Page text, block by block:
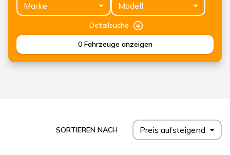
Marke Modell
Detailsuche
0 Fahrzeuge anzeigen
SORTIEREN NACH Preis aufsteigend